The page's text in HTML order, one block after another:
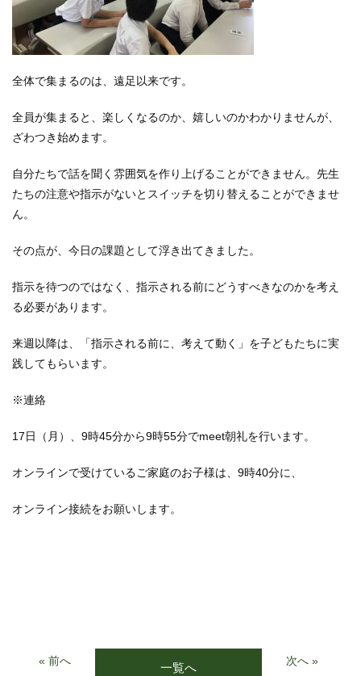
全体で集まるのは、遠足以来です。
全員が集まると、楽しくなるのか、嬉しいのかわかりませんが、
ざわつき始めます。
自分たちで話を聞く雰囲気を作り上げることができません。先生
たちの注意や指示がないとスイッチを切り替えることができませ
ん。
その点が、今日の課題として浮き出てきました。
指示を待つのではなく、指示される前にどうすべきなのかを考え
る必要があります。
来週以降は、「指示される前に、考えて動く」を子どもたちに実
践してもらいます。
※連絡
17日（月）、9時45分から9時55分でmeet朝礼を行います。
オンラインで受けているご家庭のお子様は、9時40分に、
オンライン接続をお願いします。
« 前へ 一覧へ 次へ »